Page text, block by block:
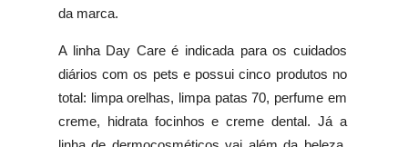
da marca.
A linha Day Care é indicada para os cuidados
diários com os pets e possui cinco produtos no
total: limpa orelhas, limpa patas 70, perfume em
creme, hidrata focinhos e creme dental. Já a